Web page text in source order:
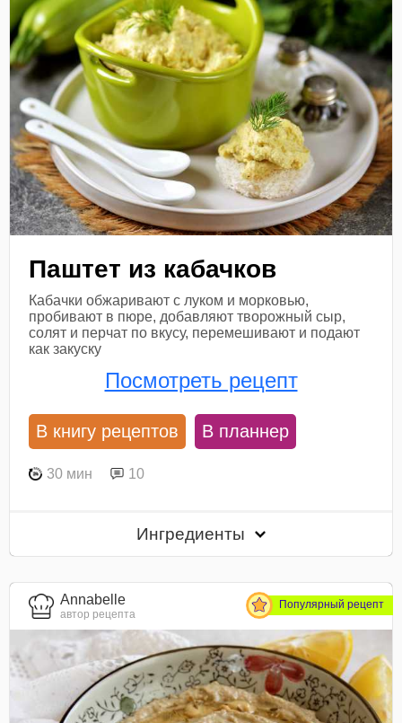
Паштет из кабачков
Кабачки обжаривают с луком и морковью,
пробивают в пюре, добавляют творожный сыр,
солят и перчат по вкусу, перемешивают и подают
как закуску
Посмотреть рецепт
В книгу рецептов В планнер
30 мин 10
Ингредиенты
Annabelle
автор рецепта
Популярный рецепт